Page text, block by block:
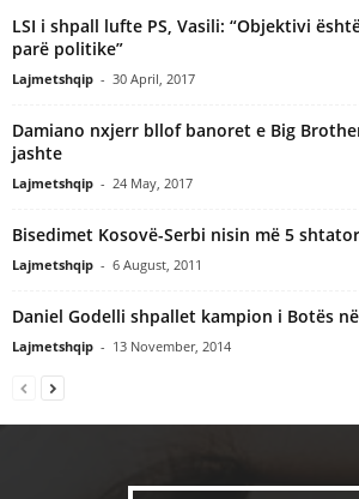
LSI i shpall lufte PS, Vasili: “Objektivi
parë politike”
Lajmetshqip - 30 April, 2017
Damiano nxjerr bllof banoret e Big
jashte
Lajmetshqip - 24 May, 2017
Bisedimet Kosovë-Serbi nisin më 5 shtator
Lajmetshqip - 6 August, 2011
Daniel Godelli shpallet kampion i Botës
Lajmetshqip - 13 November, 2014